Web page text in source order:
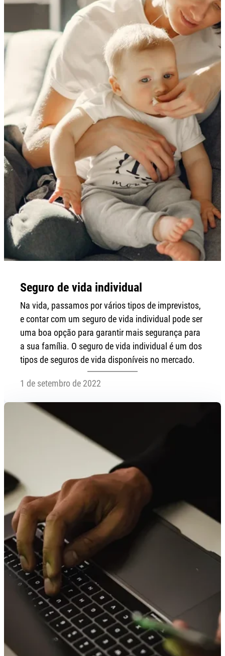
Seguro de vida individual
Na vida, passamos por vários tipos de imprevistos,
e contar com um seguro de vida individual pode ser
uma boa opção para garantir mais segurança para
a sua família. O seguro de vida individual é um dos
tipos de seguros de vida disponíveis no mercado.
1 de setembro de 2022